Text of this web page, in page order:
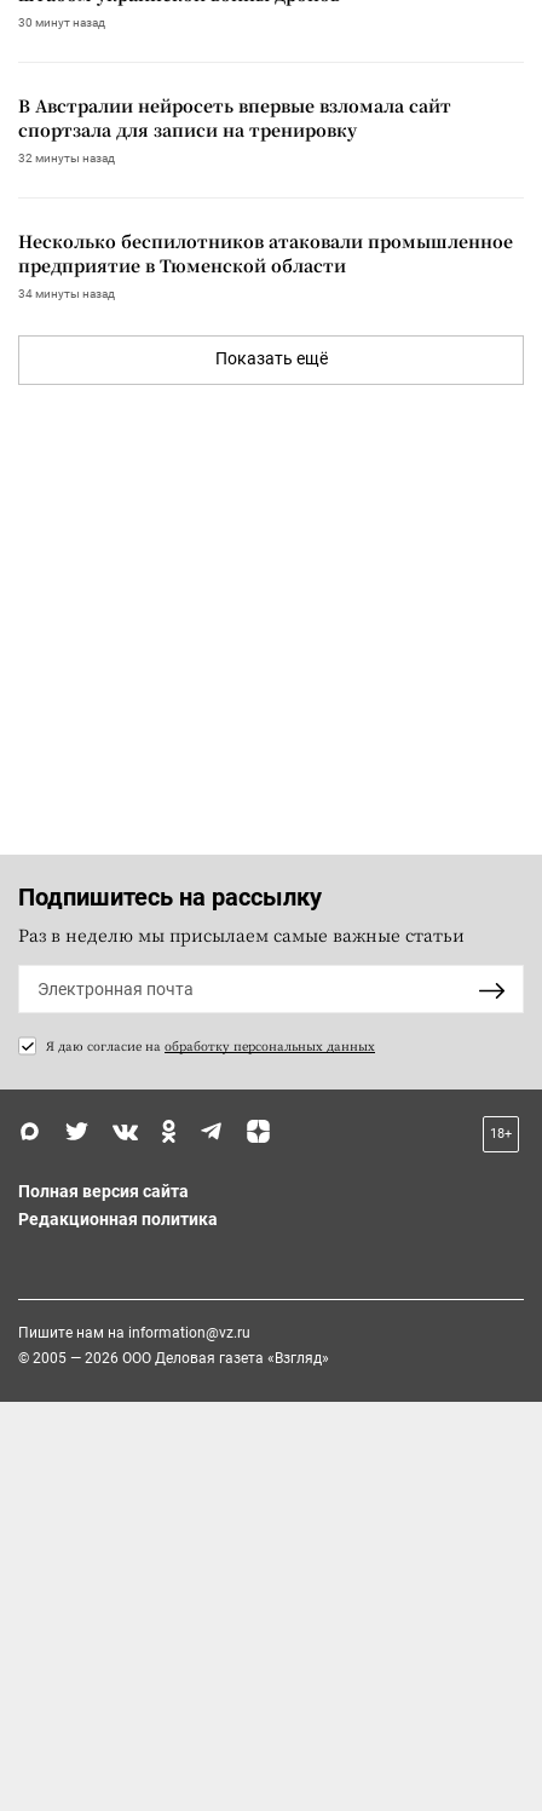
30 минут назад
В Австралии нейросеть впервые взломала сайт
спортзала для записи на тренировку
32 минуты назад
Несколько беспилотников атаковали промышленное
предприятие в Тюменской области
34 минуты назад
Показать ещё
Подпишитесь на рассылку
Раз в неделю мы присылаем самые важные статьи
Я даю согласие на обработку персональных данных
18+
Полная версия сайта
Редакционная политика
Пишите нам на information@vz.ru
© 2005 — 2026 ООО Деловая газета «Взгляд»